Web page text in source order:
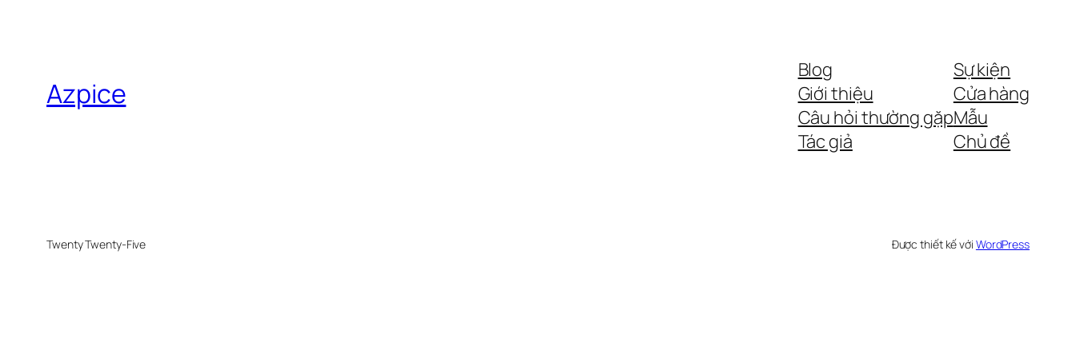
Azpice
Blog
Giới thiệu
Câu hỏi thường gặp
Tác giả
Sự kiện
Cửa hàng
Mẫu
Chủ đề
Twenty Twenty-Five Được thiết kế với WordPress